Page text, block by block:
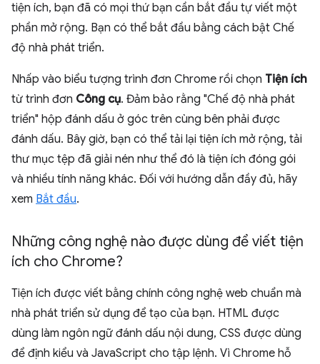
tiện ích, bạn đã có mọi thứ bạn cần bắt đầu tự viết một
phần mở rộng. Bạn có thể bắt đầu bằng cách bật Chế
độ nhà phát triển.
Nhấp vào biểu tượng trình đơn Chrome rồi chọn Tiện ích
từ trình đơn Công cụ. Đảm bảo rằng "Chế độ nhà phát
triển" hộp đánh dấu ở góc trên cùng bên phải được
đánh dấu. Bây giờ, bạn có thể tải lại tiện ích mở rộng, tải
thư mục tệp đã giải nén như thể đó là tiện ích đóng gói
và nhiều tính năng khác. Đối với hướng dẫn đầy đủ, hãy
xem Bắt đầu.
Những công nghệ nào được dùng để viết tiện
ích cho Chrome?
Tiện ích được viết bằng chính công nghệ web chuẩn mà
nhà phát triển sử dụng để tạo của bạn. HTML được
dùng làm ngôn ngữ đánh dấu nội dung, CSS được dùng
để định kiểu và JavaScript cho tập lệnh. Vì Chrome hỗ